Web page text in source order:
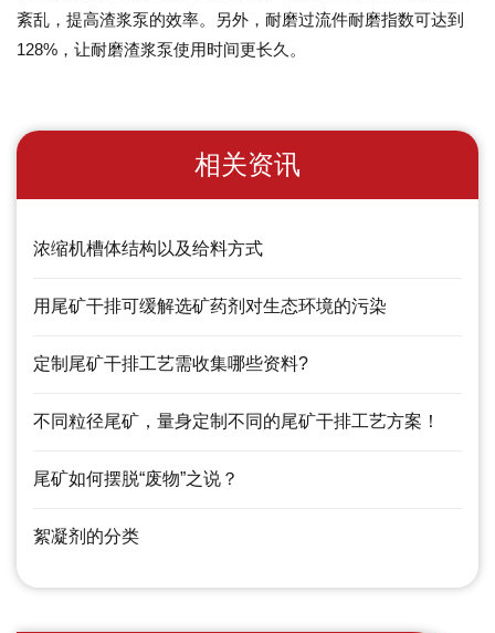
紊乱，提高渣浆泵的效率。另外，耐磨过流件耐磨指数可达到
128%，让耐磨渣浆泵使用时间更长久。
相关资讯
浓缩机槽体结构以及给料方式
用尾矿干排可缓解选矿药剂对生态环境的污染
定制尾矿干排工艺需收集哪些资料?
不同粒径尾矿，量身定制不同的尾矿干排工艺方案！
尾矿如何摆脱“废物”之说？
絮凝剂的分类